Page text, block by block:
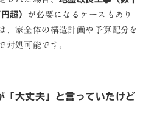
超）
が必要になるケースもあり
、家全体の構造計画や予算配分を
対処可能です。
「大丈夫」と言っていたけど